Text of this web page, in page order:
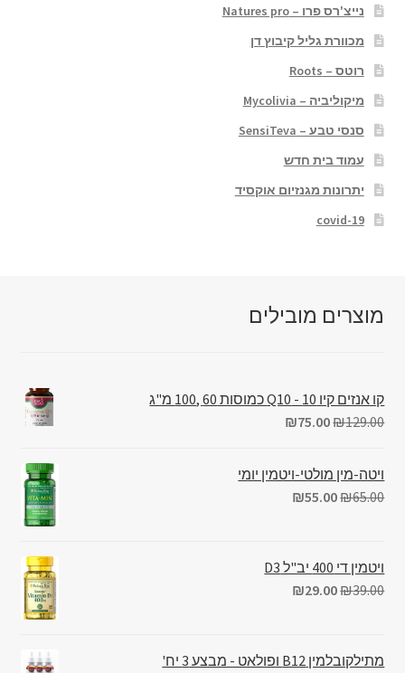
נייצ'רס פרו – Natures pro
מכוורת גליל קיבוץ דן
רוטס – Roots
מיקוליביה – Mycolivia
סנסי טבע – SensiTeva
עמוד בית חדש
יתרונות מגנזיום אוקסיד
covid-19
מוצרים מובילים
קו אנזים קיו 10 - Q10 כמוסות 60 ,100 מ"ג
₪129.00
₪75.00
ויטה-מין מולטי-ויטמין יומי
₪65.00
₪55.00
ויטמין די 400 יב"ל D3
₪39.00
₪29.00
מתילקובלמין B12 ופולאט - מבצע 3 יח'